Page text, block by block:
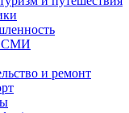
СМИ
и ремонт